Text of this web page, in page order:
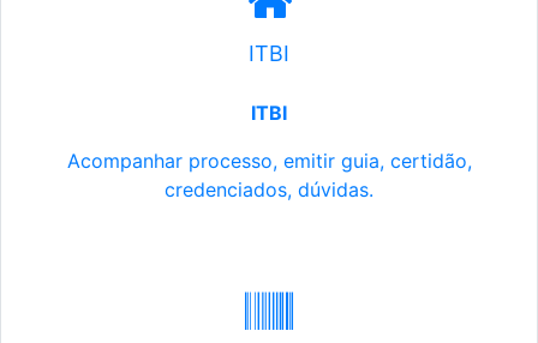
ITBI
ITBI
Acompanhar processo, emitir guia, certidão,
credenciados, dúvidas.